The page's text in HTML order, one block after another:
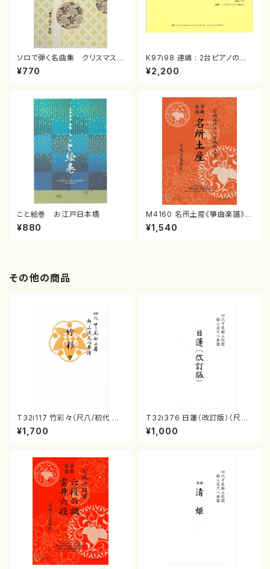
ソロで弾く名曲集 クリスマス・
イブ／恋人がサンタクロース(
箏独奏 /大平光美 編曲/楽
¥770
K97i98 連禱 : 2台ピアノのた
めの（2 Pianos / 菊池 幸夫 /
楽譜）
¥2,200
こと絵巻 お江戸日本橋
¥880
M4160 名所土産《箏曲楽譜》
（箏/宮城喜代子・宮城数江著・
宮城宗家監修/箏曲古典楽譜）
¥1,540
その他の商品
T32i117 竹彩々（尺八/初代 山
本邦山/尺八/都山式譜）都山流
公刊楽譜曲番:566
¥1,700
T32i376 日蓮（改訂版）（尺八/
宮城道雄/楽譜）都山流公刊楽譜
曲番:2081
¥1,000